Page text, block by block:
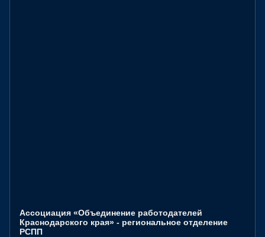
Ассоциация «Объединение работодателей
Краснодарского края» - региональное отделение
РСПП